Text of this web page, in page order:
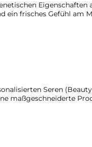
ein frisches Gefühl am
Seren
maßgeschneiderte